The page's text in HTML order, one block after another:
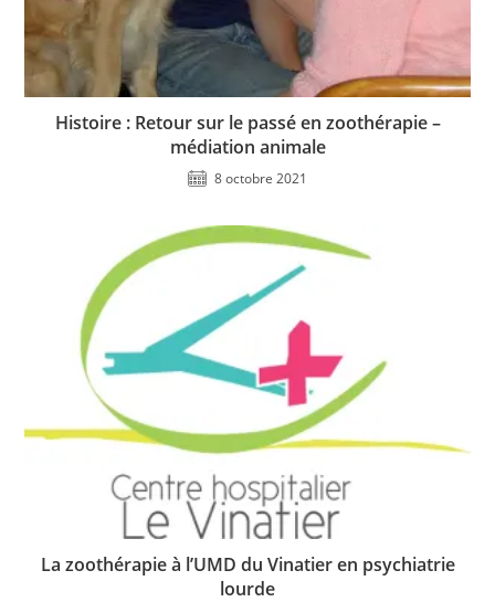
Histoire : Retour sur le passé en zoothérapie –
médiation animale
8 octobre 2021
La zoothérapie à l’UMD du Vinatier en psychiatrie
lourde